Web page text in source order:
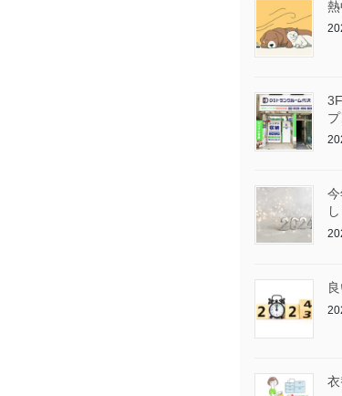
熱